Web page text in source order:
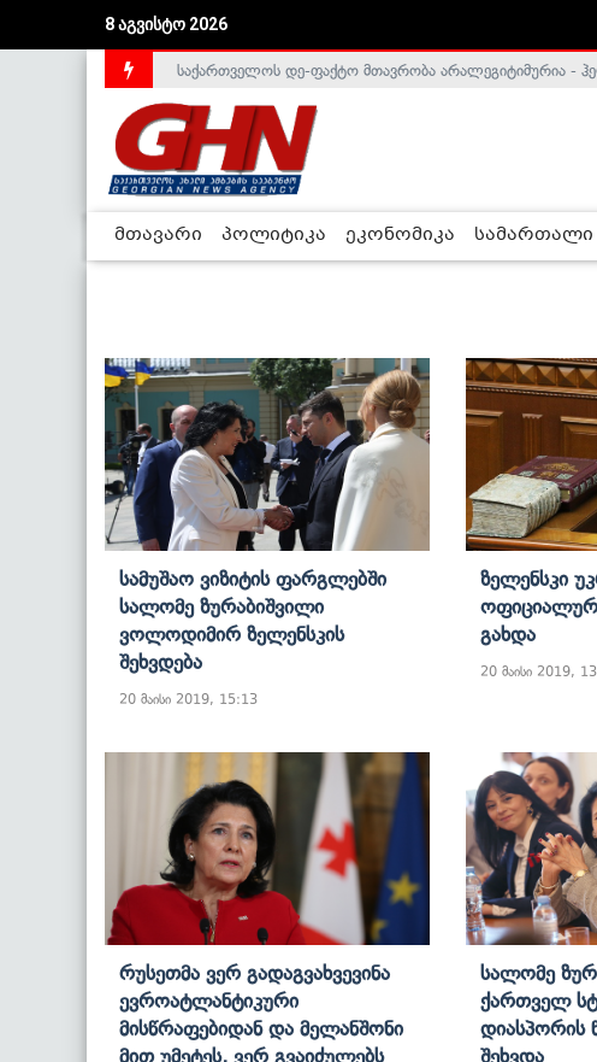
8 აგვისტო 2026
საქართველოს დე-ფაქტო მთავრობა არალეგიტიმურია -
მთავარი პოლიტიკა ეკონომიკა სამართალი
Სამუშაო Ვიზიტის Ფარგლებში
Სალომე Ზურაბიშვილი
Ვოლოდიმირ Ზელენსკის
Შეხვდება
20 მაისი 2019, 15:13
Ზელენსკი
Გახდა
20 მაისი 2019,
Რუსეთმა Ვერ Გადაგვახვევინა
Ევროატლანტიკური
Მისწრაფებიდან Და Მელანშონი
Მით Უმეტეს, Ვერ Გვაიძულებს
Სალომე
Ქართველ
Დიასპორის
Შეხვდა